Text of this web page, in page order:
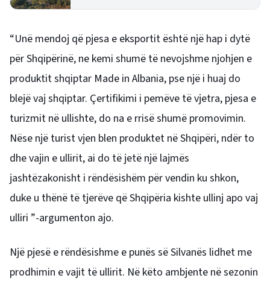
“Unë mendoj që pjesa e eksportit është një hap i dytë
për Shqipërinë, ne kemi shumë të nevojshme njohjen e
produktit shqiptar Made in Albania, pse një i huaj do
blejë vaj shqiptar. Çertifikimi i pemëve të vjetra, pjesa e
turizmit në ullishte, do na e rrisë shumë promovimin.
Nëse një turist vjen blen produktet në Shqipëri, ndër to
dhe vajin e ullirit, ai do të jetë një lajmës
jashtëzakonisht i rëndësishëm për vendin ku shkon,
duke u thënë të tjerëve që Shqipëria kishte ullinj apo vaj
ulliri ”-argumenton ajo.
Një pjesë e rëndësishme e punës së Silvanës lidhet me
prodhimin e vajit të ullirit. Në këto ambjente në sezonin